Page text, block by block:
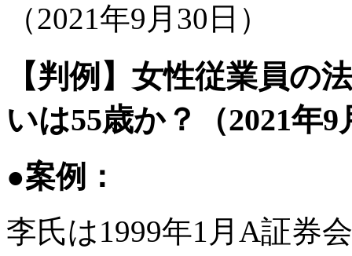
（2021年9月30日）
【判例】女性従業員の
いは55歳か？（2021年9
●案例：
李氏は1999年1月A証券